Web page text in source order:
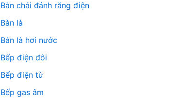
Bàn chải đánh răng điện
Bàn là
Bàn là hơi nước
Bếp điện đôi
Bếp điện từ
Bếp gas âm